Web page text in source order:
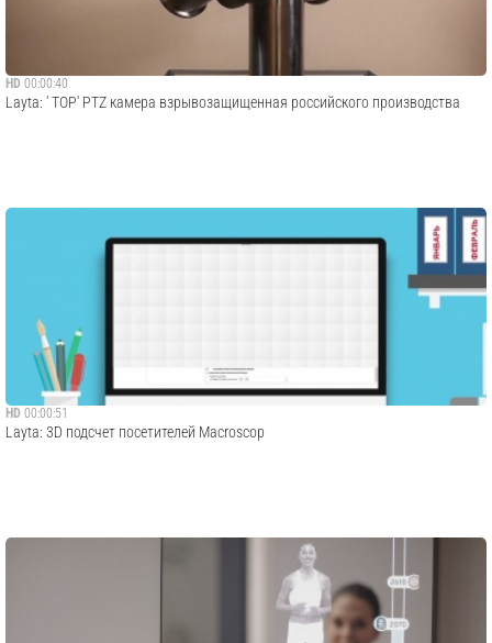
HD 00:00:40
Layta: ' ТОР' PTZ камера взрывозащищенная российского производства
HD 00:00:51
Layta: 3D подсчет посетителей Macroscop